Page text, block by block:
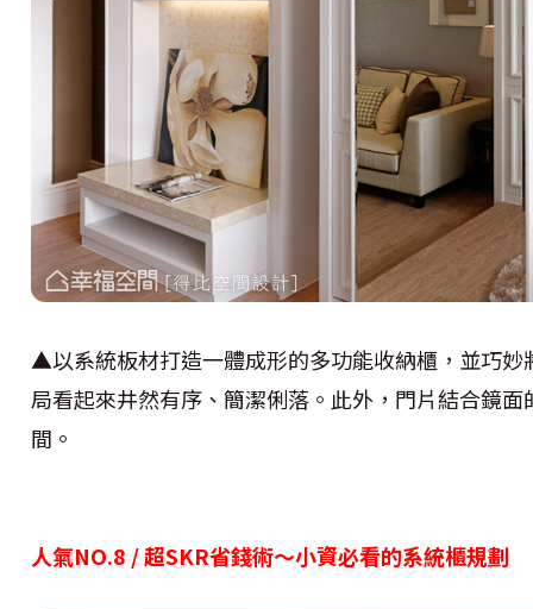
▲以系統板材打造一體成形的多功能收納櫃，並巧
局看起來井然有序、簡潔俐落。此外，門片結合鏡
間。
人氣NO.8 / 超SKR省錢術〜小資必看的系統櫃規劃